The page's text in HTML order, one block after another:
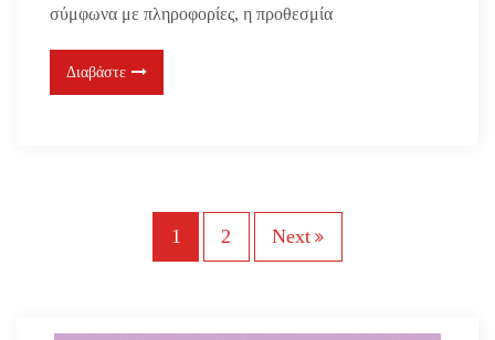
σύμφωνα με πληροφορίες, η προθεσμία
Διαβάστε
1 2 Next